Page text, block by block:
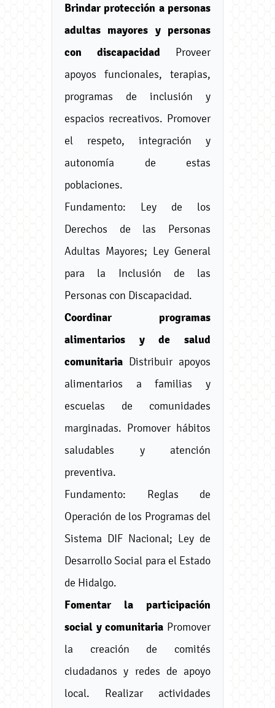
Brindar protección a personas
adultas mayores y personas
con discapacidad Proveer
apoyos funcionales, terapias,
programas de inclusión y
espacios recreativos. Promover
el respeto, integración y
autonomía de estas
poblaciones.
Fundamento: Ley de los
Derechos de las Personas
Adultas Mayores; Ley General
para la Inclusión de las
Personas con Discapacidad.
Coordinar programas
alimentarios y de salud
comunitaria Distribuir apoyos
alimentarios a familias y
escuelas de comunidades
marginadas. Promover hábitos
saludables y atención
preventiva.
Fundamento: Reglas de
Operación de los Programas del
Sistema DIF Nacional; Ley de
Desarrollo Social para el Estado
de Hidalgo.
Fomentar la participación
social y comunitaria Promover
la creación de comités
ciudadanos y redes de apoyo
local. Realizar actividades